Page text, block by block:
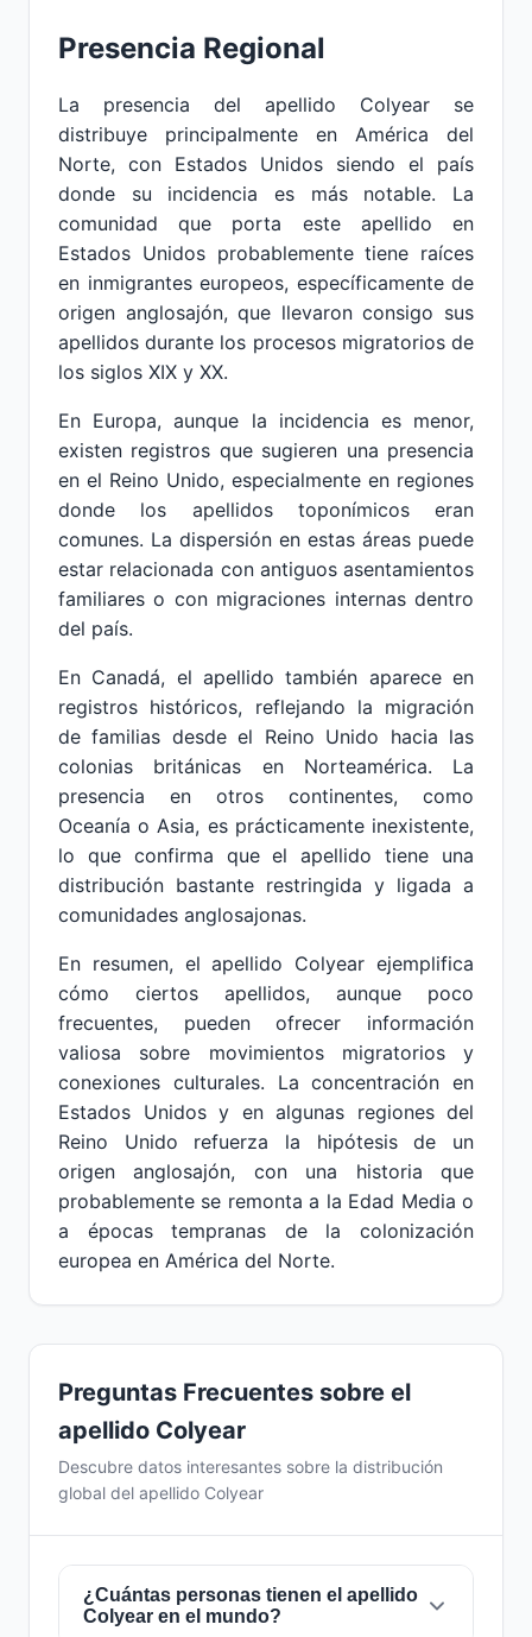
Presencia Regional
La presencia del apellido Colyear se
distribuye principalmente en América del
Norte, con Estados Unidos siendo el país
donde su incidencia es más notable. La
comunidad que porta este apellido en
Estados Unidos probablemente tiene raíces
en inmigrantes europeos, específicamente de
origen anglosajón, que llevaron consigo sus
apellidos durante los procesos migratorios de
los siglos XIX y XX.
En Europa, aunque la incidencia es menor,
existen registros que sugieren una presencia
en el Reino Unido, especialmente en regiones
donde los apellidos toponímicos eran
comunes. La dispersión en estas áreas puede
estar relacionada con antiguos asentamientos
familiares o con migraciones internas dentro
del país.
En Canadá, el apellido también aparece en
registros históricos, reflejando la migración
de familias desde el Reino Unido hacia las
colonias británicas en Norteamérica. La
presencia en otros continentes, como
Oceanía o Asia, es prácticamente inexistente,
lo que confirma que el apellido tiene una
distribución bastante restringida y ligada a
comunidades anglosajonas.
En resumen, el apellido Colyear ejemplifica
cómo ciertos apellidos, aunque poco
frecuentes, pueden ofrecer información
valiosa sobre movimientos migratorios y
conexiones culturales. La concentración en
Estados Unidos y en algunas regiones del
Reino Unido refuerza la hipótesis de un
origen anglosajón, con una historia que
probablemente se remonta a la Edad Media o
a épocas tempranas de la colonización
europea en América del Norte.
Preguntas Frecuentes sobre el
apellido Colyear
Descubre datos interesantes sobre la distribución
global del apellido Colyear
¿Cuántas personas tienen el apellido
Colyear en el mundo?